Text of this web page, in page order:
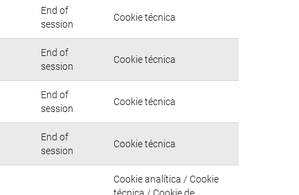
End of
session
Cookie técnica
End of
session
Cookie técnica
End of
session
Cookie técnica
End of
session
Cookie técnica
Cookie analítica / Cookie